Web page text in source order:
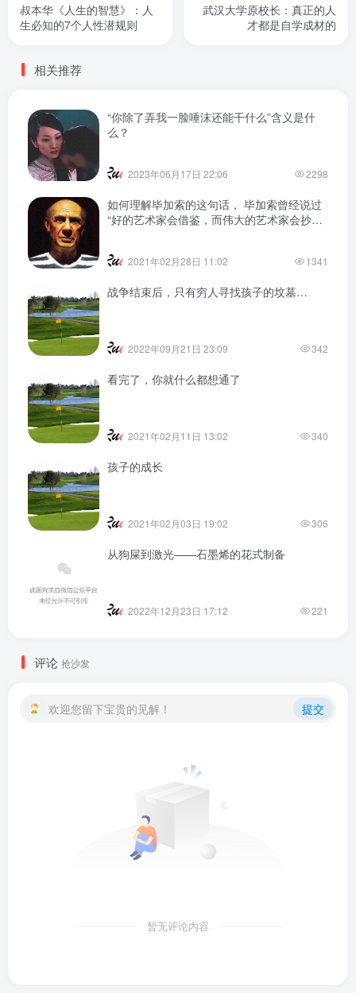
叔本华《人生的智慧》：人
生必知的7个人性潜规则
武汉大学原校长：真正的人
才都是自学成材的
相关推荐
“你除了弄我一脸唾沫还能干什么”含义是什
么？
2023年06月17日 22:06 2298
如何理解毕加索的这句话， 毕加索曾经说过
“好的艺术家会借鉴，而伟大的艺术家会抄
2021年02月28日 11:02 1341
战争结束后，只有穷人寻找孩子的坟墓…
2022年09月21日 23:09 342
看完了，你就什么都想通了
2021年02月11日 13:02 340
孩子的成长
2021年02月03日 19:02 306
从狗屎到激光——石墨烯的花式制备
2022年12月23日 17:12 221
评论 抢沙发
欢迎您留下宝贵的见解！ 提交
暂无评论内容